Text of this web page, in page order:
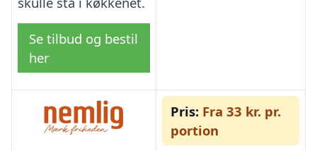
Se tilbud og bestil
her
Pris: Fra 33 kr. pr.
portion